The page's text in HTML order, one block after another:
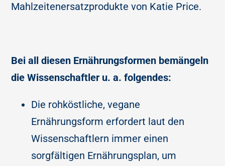
Mahlzeitenersatzprodukte von Katie Price.
Bei all diesen Ernährungsformen bemängeln
die Wissenschaftler u. a. folgendes:
Die rohköstliche, vegane
Ernährungsform erfordert laut den
Wissenschaftlern immer einen
sorgfältigen Ernährungsplan, um